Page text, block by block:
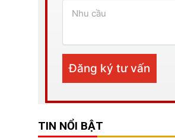
TIN NỔI BẬT